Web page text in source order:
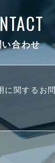
い合わせ
に関するお問